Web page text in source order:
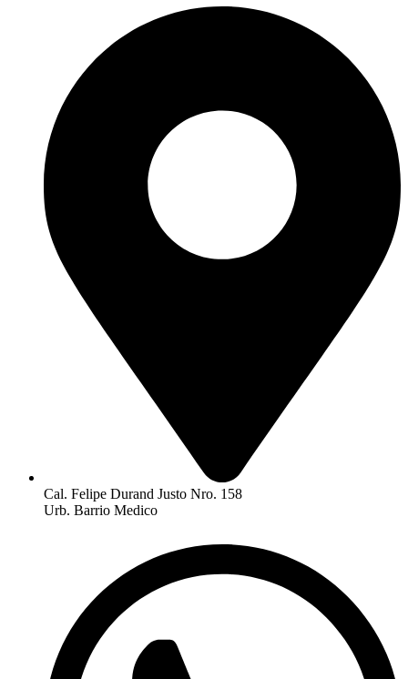
Cal. Felipe Durand Justo Nro. 158
Urb. Barrio Medico